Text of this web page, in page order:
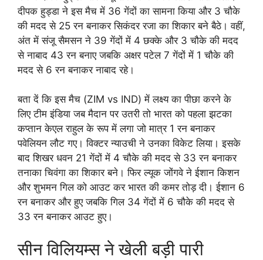
दीपक हुड्डा ने इस मैच में 36 गेंदों का सामना किया और 3 चौके
की मदद से 25 रन बनाकर सिकंदर रजा का शिकार बने बैठे। वहीं,
अंत में संजू सैमसन ने 39 गेंदों में 4 छक्के और 3 चौके की मदद
से नाबाद 43 रन बनाए जबकि अक्षर पटेल 7 गेंदों में 1 चौके की
मदद से 6 रन बनाकर नाबाद रहे।
बता दें कि इस मैच (ZIM vs IND) में लक्ष्य का पीछा करने के
लिए टीम इंडिया जब मैदान पर उतरी तो भारत को पहला झटका
कप्तान केएल राहुल के रूप में लगा जो मात्र 1 रन बनाकर
पवेलियन लौट गए। विक्टर न्याउची ने उनका विकेट लिया। इसके
बाद शिखर धवन 21 गेंदों में 4 चौके की मदद से 33 रन बनाकर
तनाका चिवंगा का शिकार बने। फिर ल्यूक जोंगवे ने ईशान किशन
और शुभमन गिल को आउट कर भारत की कमर तोड़ दी। ईशान 6
रन बनाकर और हुए जबकि गिल 34 गेंदों में 6 चौके की मदद से
33 रन बनाकर आउट हुए।
सीन विलियम्स ने खेली बड़ी पारी